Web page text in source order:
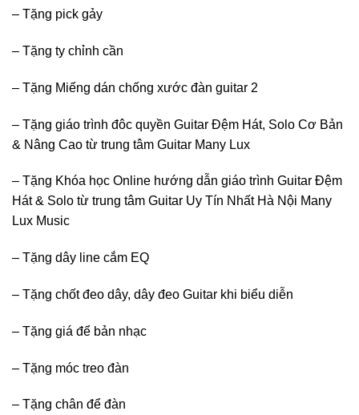
– Tặng pick gảy
– Tặng ty chỉnh cần
– Tặng Miếng dán chống xước đàn guitar 2
– Tặng giáo trình đôc quyền Guitar Đệm Hát, Solo Cơ Bản
& Nâng Cao từ trung tâm Guitar Many Lux
– Tặng Khóa học Online hướng dẫn giáo trình Guitar Đệm
Hát & Solo từ trung tâm Guitar Uy Tín Nhất Hà Nội Many
Lux Music
– Tặng dây line cắm EQ
– Tặng chốt đeo dây, dây đeo Guitar khi biểu diễn
– Tặng giá để bản nhạc
– Tặng móc treo đàn
– Tặng chân để đàn